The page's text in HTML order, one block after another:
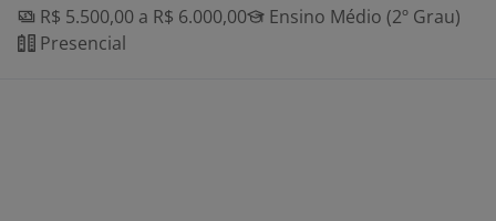
R$ 5.500,00 a R$ 6.000,00
Ensino Médio (2º Grau)
Presencial